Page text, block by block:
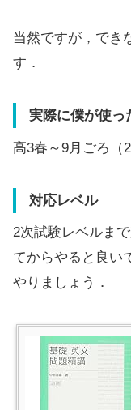
当然ですが，でき
す．
実際に僕が使っ
高3春～9月ごろ（
対応レベル
2次試験レベルま
てからやると良い
やりましょう．